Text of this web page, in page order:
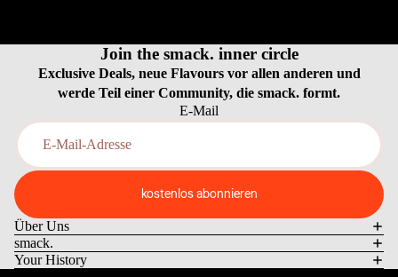
Join the smack. inner circle
Exclusive Deals, neue Flavours vor allen anderen und
werde Teil einer Community, die smack. formt.
E-Mail
kostenlos abonnieren
Über Uns
smack.
Your History